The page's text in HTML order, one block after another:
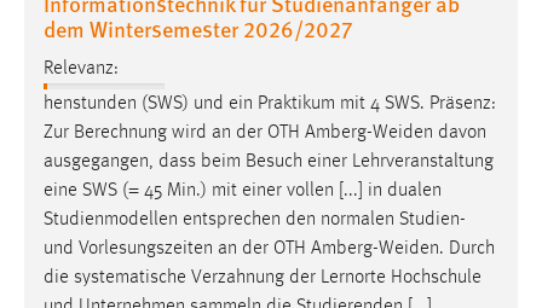
dem Wintersemester 2026/2027
Relevanz:
henstunden (SWS) und ein Praktikum mit 4 SWS. Präsenz:
Zur Berechnung wird an der OTH Amberg-Weiden davon
ausgegangen, dass beim Besuch einer Lehrveranstaltung
eine SWS (= 45 Min.) mit einer vollen [...] in dualen
Studienmodellen entsprechen den normalen Studien-
und Vorlesungszeiten an der OTH Amberg-Weiden. Durch
die systematische Verzahnung der Lernorte Hochschule